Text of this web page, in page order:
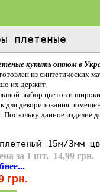
плетеные
купить оптом в
из синтетических
их держит.
выбор цветов и
декорирования
Поскольку данное изделие
15м/3мм
за 1 шт. 14,99 грн.
грн.